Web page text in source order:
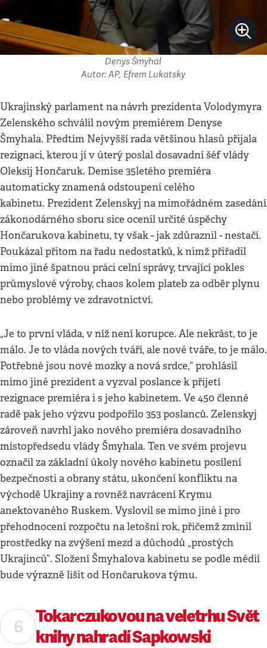
Denys Šmyhal
Autor: AP, Efrem Lukatsky
Ukrajinský parlament na návrh prezidenta Volodymyra
Zelenského schválil novým premiérem Denyse
Šmyhala. Předtím Nejvyšší rada většinou hlasů přijala
rezignaci, kterou jí v úterý poslal dosavadní šéf vlády
Oleksij Hončaruk. Demise 35letého premiéra
automaticky znamená odstoupení celého
kabinetu. Prezident Zelenskyj na mimořádném zasedání
zákonodárného sboru sice ocenil určité úspěchy
Hončarukova kabinetu, ty však - jak zdůraznil - nestačí.
Poukázal přitom na řadu nedostatků, k nimž přiřadil
mimo jiné špatnou práci celní správy, trvající pokles
průmyslové výroby, chaos kolem plateb za odběr plynu
nebo problémy ve zdravotnictví.
„Je to první vláda, v níž není korupce. Ale nekrást, to je
málo. Je to vláda nových tváří, ale nové tváře, to je málo.
Potřebné jsou nové mozky a nová srdce,“ prohlásil
mimo jiné prezident a vyzval poslance k přijetí
rezignace premiéra i s jeho kabinetem. Ve 450 členné
radě pak jeho výzvu podpořilo 353 poslanců. Zelenskyj
zároveň navrhl jako nového premiéra dosavadního
místopředsedu vlády Šmyhala. Ten ve svém projevu
označil za základní úkoly nového kabinetu posílení
bezpečnosti a obrany státu, ukončení konfliktu na
východě Ukrajiny a rovněž navrácení Krymu
anektovaného Ruskem. Vyslovil se mimo jiné i pro
přehodnocení rozpočtu na letošní rok, přičemž zmínil
prostředky na zvýšení mezd a důchodů „prostých
Ukrajinců“. Složení Šmyhalova kabinetu se podle médií
bude výrazně lišit od Hončarukova týmu.
Tokarczukovou na veletrhu Svět
knihy nahradí Sapkowski